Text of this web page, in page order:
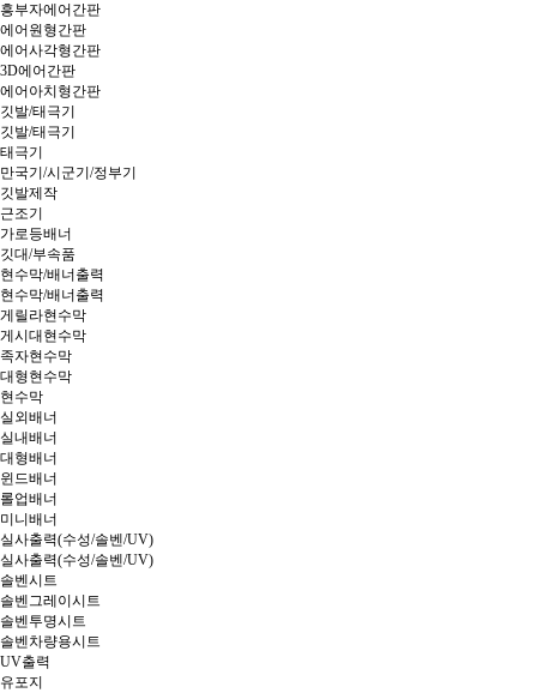
흥부자에어간판
에어원형간판
에어사각형간판
3D에어간판
에어아치형간판
깃발/태극기
깃발/태극기
태극기
만국기/시군기/정부기
깃발제작
근조기
가로등배너
깃대/부속품
현수막/배너출력
현수막/배너출력
게릴라현수막
게시대현수막
족자현수막
대형현수막
현수막
실외배너
실내배너
대형배너
윈드배너
롤업배너
미니배너
실사출력(수성/솔벤/UV)
실사출력(수성/솔벤/UV)
솔벤시트
솔벤그레이시트
솔벤투명시트
솔벤차량용시트
UV출력
유포지